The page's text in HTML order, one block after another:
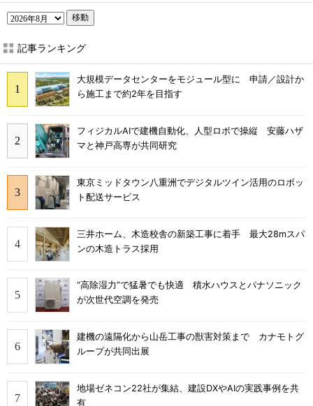
移動
記事ランキング
大規模データセンターをモジュール型に 申請／設計か
ら施工まで約2年を目指す
フィジカルAIで建機自動化、人型ロボで操縦 安藤ハザ
マと神戸高専が共同研究
東京ミッドタウン八重洲でデジタルツイン活用のロボッ
ト配送サービス
三井ホーム、木造校舎の新築工事に着手 最大28mスパ
ンの木造トラス採用
“高除湿力”で猛暑でも快適 積水ハウスとパナソニック
が次世代空調を発売
建機の遠隔化から山岳工事の獣害対策まで カナモトグ
ループが共同出展
地場ゼネコン22社が集結、建設DXやAIの実践事例を共
有